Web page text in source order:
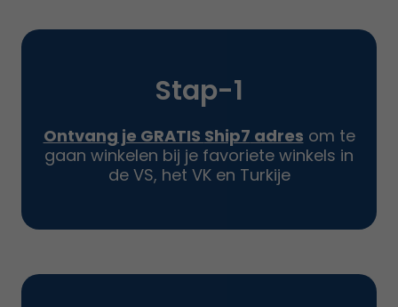
Stap-1
Ontvang je GRATIS Ship7 adres om te
gaan winkelen bij je favoriete winkels in
de VS, het VK en Turkije